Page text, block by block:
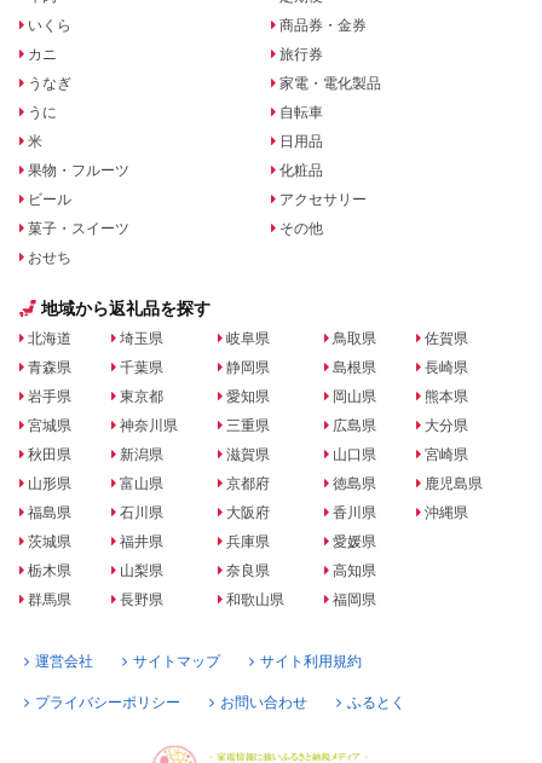
いくら
カニ
うなぎ
うに
米
果物・フルーツ
ビール
菓子・スイーツ
おせち
商品券・金券
旅行券
家電・電化製品
自転車
日用品
化粧品
アクセサリー
その他
地域から返礼品を探す
北海道
青森県
岩手県
宮城県
秋田県
山形県
福島県
茨城県
栃木県
群馬県
埼玉県
千葉県
東京都
神奈川県
新潟県
富山県
石川県
福井県
山梨県
長野県
岐阜県
静岡県
愛知県
三重県
滋賀県
京都府
大阪府
兵庫県
奈良県
和歌山県
鳥取県
島根県
岡山県
広島県
山口県
徳島県
香川県
愛媛県
高知県
福岡県
佐賀県
長崎県
熊本県
大分県
宮崎県
鹿児島県
沖縄県
運営会社 サイトマップ サイト利用規約
プライバシーポリシー お問い合わせ ふるとく